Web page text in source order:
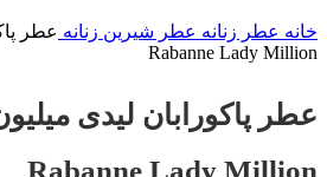
خانه عطر زنانه عطر شیرین زنانه
Rabanne Lady Million
Rabanne Lady Million